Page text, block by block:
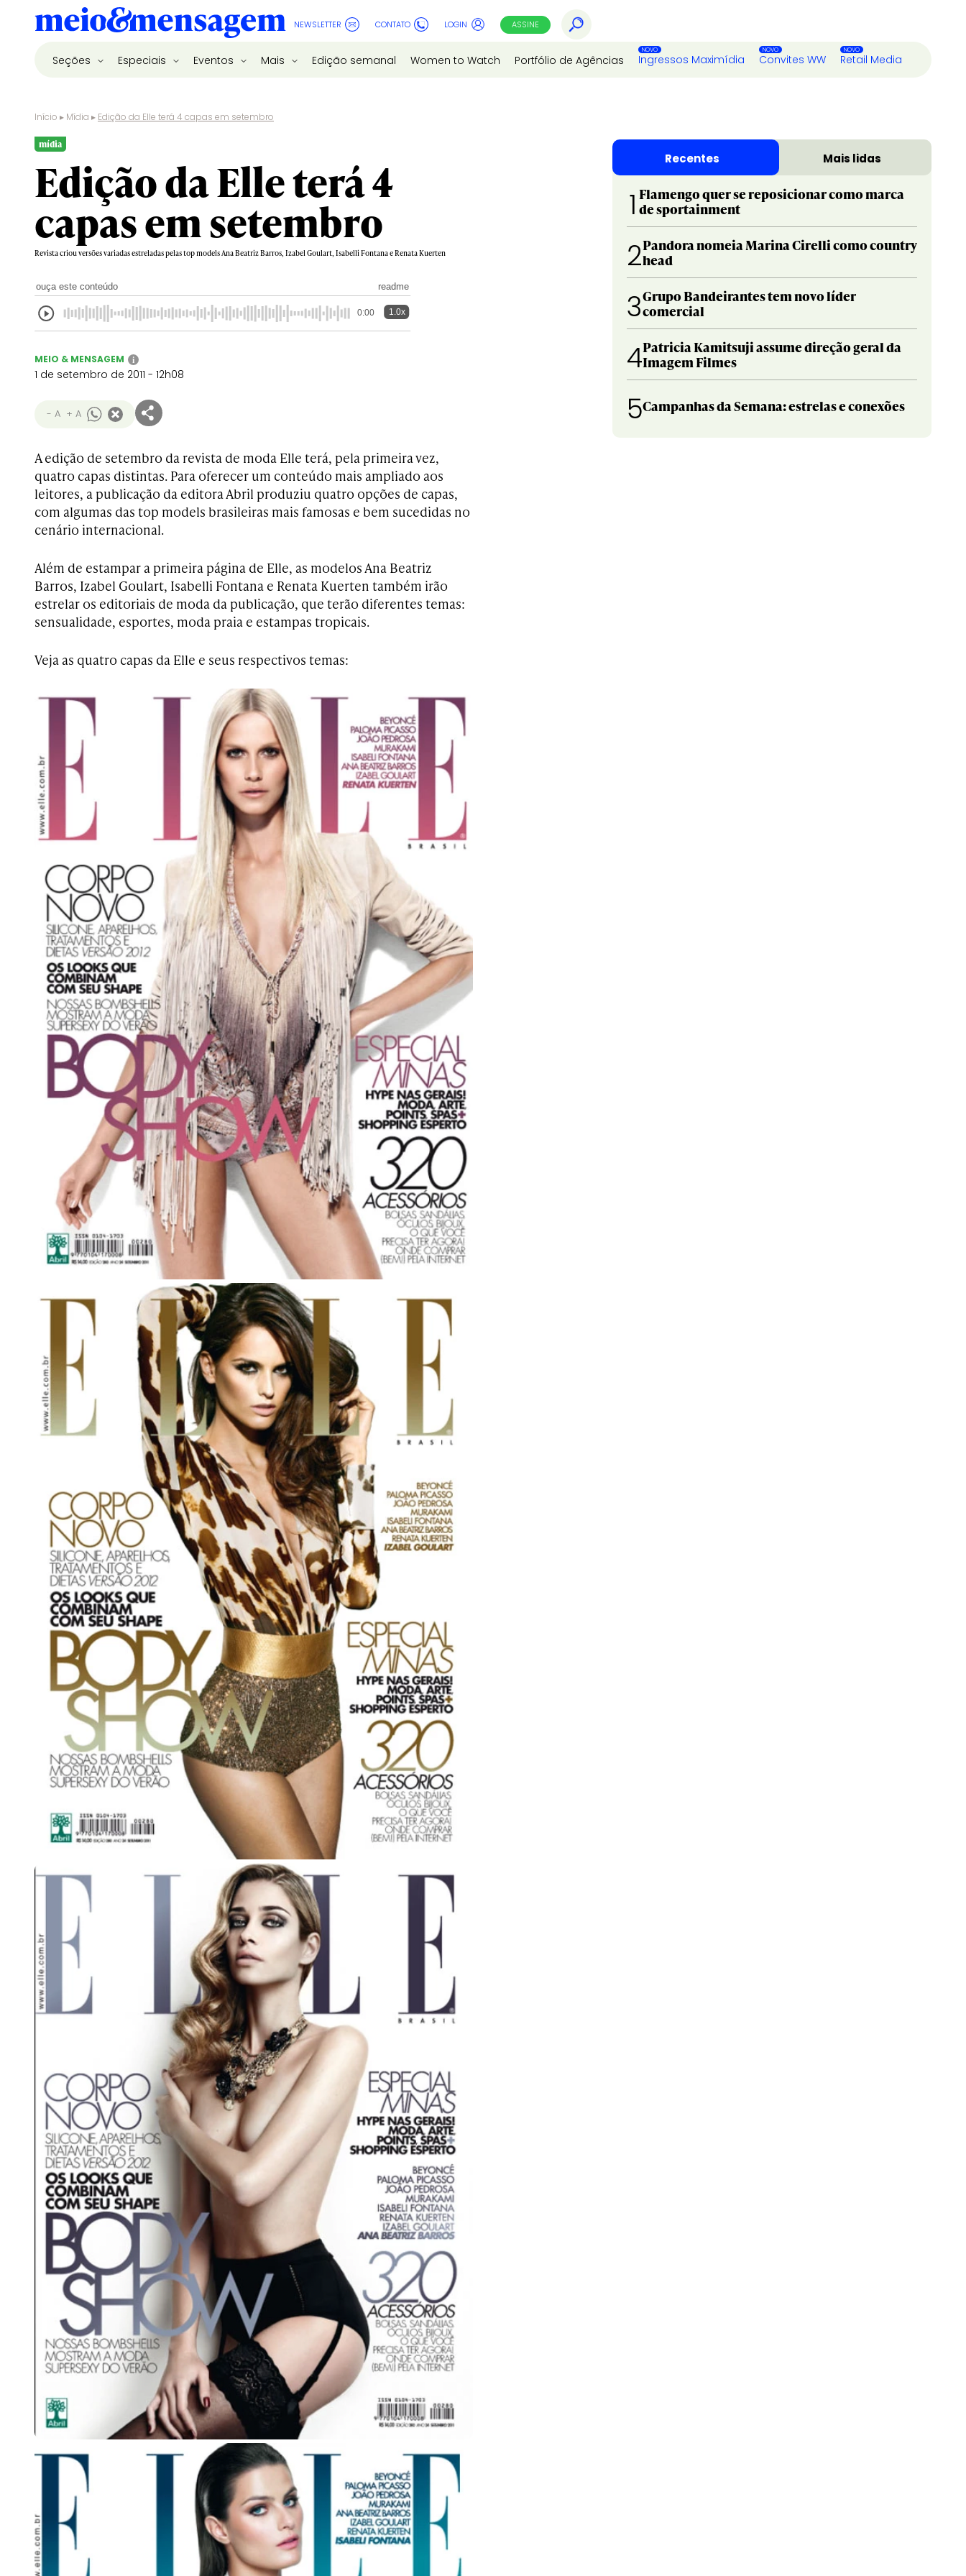
NEWSLETTER CONTATO LOGIN ASSINE
Seções Especiais Eventos Mais Edição semanal Women to Watch Portfólio de Agências Ingressos Maximídia Convites WW Retail Media
Início ▸ Mídia ▸ Edição da Elle terá 4 capas em setembro
mídia
Edição da Elle terá 4
capas em setembro
Revista criou versões variadas estreladas pelas top models Ana Beatriz Barros, Izabel Goulart, Isabelli Fontana e Renata Kuerten
ouça este conteúdo readme
0:00 1.0x
MEIO & MENSAGEM i
1 de setembro de 2011 - 12h08
- A + A
A edição de setembro da revista de moda Elle terá, pela primeira vez,
quatro capas distintas. Para oferecer um conteúdo mais ampliado aos
leitores, a publicação da editora Abril produziu quatro opções de capas,
com algumas das top models brasileiras mais famosas e bem sucedidas no
cenário internacional.
Além de estampar a primeira página de Elle, as modelos Ana Beatriz
Barros, Izabel Goulart, Isabelli Fontana e Renata Kuerten também irão
estrelar os editoriais de moda da publicação, que terão diferentes temas:
sensualidade, esportes, moda praia e estampas tropicais.
Veja as quatro capas da Elle e seus respectivos temas:
Recentes Mais lidas
1 Flamengo quer se reposicionar como marca
de sportainment
2Pandora nomeia Marina Cirelli como country
head
3Grupo Bandeirantes tem novo líder
comercial
4Patricia Kamitsuji assume direção geral da
Imagem Filmes
5Campanhas da Semana: estrelas e conexões